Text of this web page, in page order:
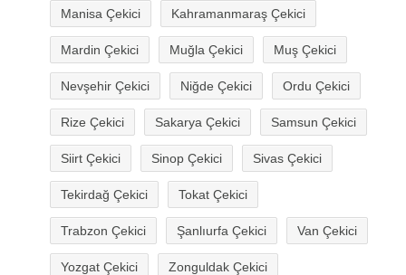
Manisa Çekici Kahramanmaraş Çekici
Mardin Çekici Muğla Çekici Muş Çekici
Nevşehir Çekici Niğde Çekici Ordu Çekici
Rize Çekici Sakarya Çekici Samsun Çekici
Siirt Çekici Sinop Çekici Sivas Çekici
Tekirdağ Çekici Tokat Çekici
Trabzon Çekici Şanlıurfa Çekici Van Çekici
Yozgat Çekici Zonguldak Çekici